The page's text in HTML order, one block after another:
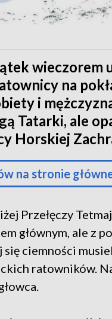
wieczorem
na
i
Tatarki, ale
Horskiej
na stronie
Przełęczy
głównym, ale z
ciemności
ratowników.